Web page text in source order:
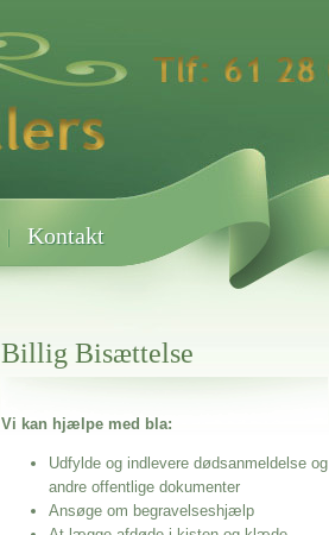
Kontakt
Billig Bisættelse
Vi kan hjælpe med bla:
Udfylde og indlevere dødsanmeldelse og
andre offentlige dokumenter
Ansøge om begravelseshjælp